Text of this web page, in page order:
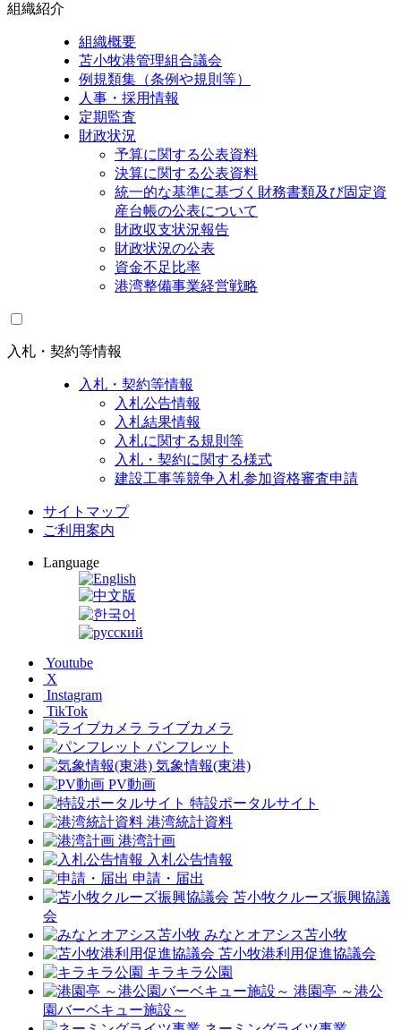
組織紹介
組織概要
苫小牧港管理組合議会
例規類集（条例や規則等）
人事・採用情報
定期監査
財政状況
予算に関する公表資料
決算に関する公表資料
統一的な基準に基づく財務書類及び固定資
産台帳の公表について
財政収支状況報告
財政状況の公表
資金不足比率
港湾整備事業経営戦略
入札・契約等情報
入札・契約等情報
入札公告情報
入札結果情報
入札に関する規則等
入札・契約に関する様式
建設工事等競争入札参加資格審査申請
サイトマップ
ご利用案内
Language
Youtube
X
Instagram
TikTok
ライブカメラ
パンフレット
気象情報(東港)
PV動画
特設ポータルサイト
港湾統計資料
港湾計画
入札公告情報
申請・届出
苫小牧クルーズ振興協議
会
みなとオアシス苫小牧
苫小牧港利用促進協議会
キラキラ公園
港園亭 ～港公
園バーベキュー施設～